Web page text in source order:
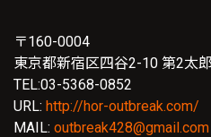
〒160-0004
東京都新宿区四谷2-10 第2太
TEL:03-5368-0852
URL: http://hor-outbreak.com/
MAIL: outbreak428@gmail.com